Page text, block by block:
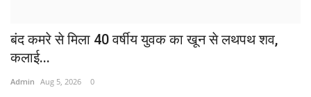
बंद कमरे से मिला 40 वर्षीय युवक का खून से लथपथ शव,
कलाई...
Admin Aug 5, 2026 0